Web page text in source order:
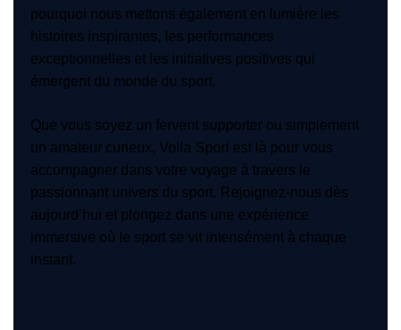
pourquoi nous mettons également en lumière les
histoires inspirantes, les performances
exceptionnelles et les initiatives positives qui
émergent du monde du sport.
Que vous soyez un fervent supporter ou simplement
un amateur curieux, Voila Sport est là pour vous
accompagner dans votre voyage à travers le
passionnant univers du sport. Rejoignez-nous dès
aujourd’hui et plongez dans une expérience
immersive où le sport se vit intensément à chaque
instant.